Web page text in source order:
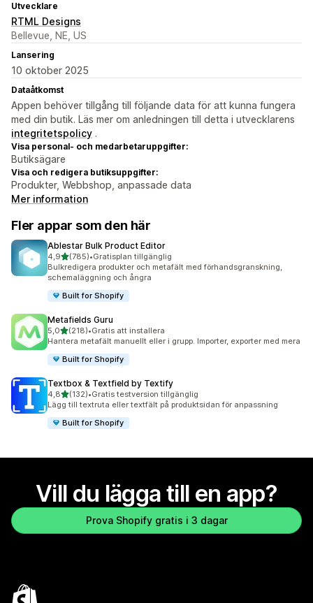
Utvecklare
RTML Designs
Bellevue, NE, US
Lansering
10 oktober 2025
Dataåtkomst
Appen behöver tillgång till följande data för att kunna fungera
med din butik. Läs mer om anledningen till detta i utvecklarens
integritetspolicy .
Visa personal- och medarbetaruppgifter:
Butiksägare
Visa och redigera butiksuppgifter:
Produkter, Webbshop, anpassade data
Mer information
Fler appar som den här
Ablestar Bulk Product Editor
4,9av 5 stjärnor
(785)
785 recensioner totalt
•Gratisplan tillgänglig
Bulkredigera produkter och metafält med förhandsgranskning,
schemaläggning och ångra
Built for Shopify
Metafields Guru
5,0av 5 stjärnor
(218)
218 recensioner totalt
•Gratis att installera
Hantera metafält manuellt eller i grupp. Importer, exporter med mera
Built for Shopify
Textbox & Textfield by Textify
4,8av 5 stjärnor
(132)
132 recensioner totalt
•Gratis testversion tillgänglig
Lägg till textruta eller textfält på produktsidan för anpassning
Built for Shopify
Vill du lägga till en app?
Prova Shopify gratis i 3 dagar